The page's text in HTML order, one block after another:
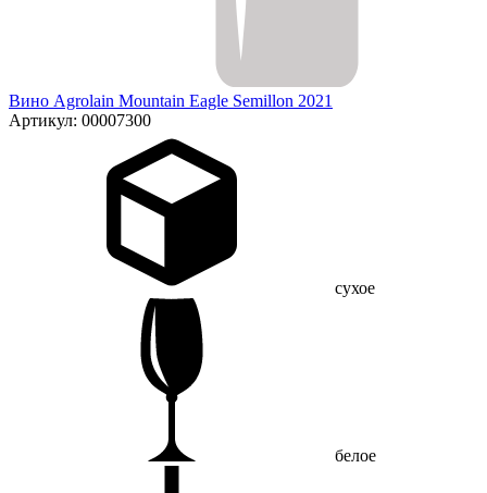
Вино Agrolain Mountain Eagle Semillon 2021
Артикул: 00007300
сухое
белое